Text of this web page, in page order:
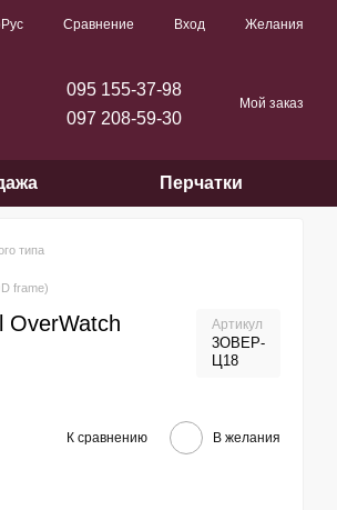
Рус Сравнение Вход Желания
095 155-37-98
097 208-59-30
Мой заказ
Перчатки
типа
frame)
OverWatch
Артикул
3ОВЕР-
Ц18
К сравнению В желания